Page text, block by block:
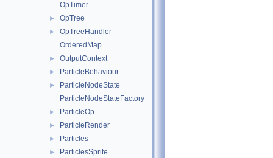
OpTimer
► OpTree
►
OpTreeHandler
OrderedMap
► OutputContext
► ParticleBehaviour
►
ParticleNodeState
ParticleNodeStateFactory
► ParticleOp
► ParticleRender
► Particles
► ParticlesSprite